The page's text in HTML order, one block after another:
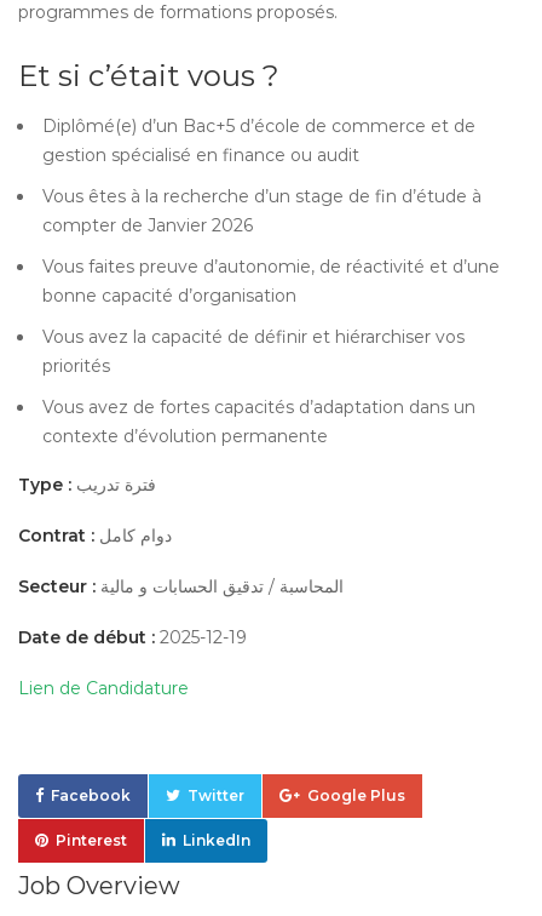
programmes de formations proposés.
Et si c’était vous ?
Diplômé(e) d’un Bac+5 d’école de commerce et de
gestion spécialisé en finance ou audit
Vous êtes à la recherche d’un stage de fin d’étude à
compter de Janvier 2026
Vous faites preuve d’autonomie, de réactivité et d’une
bonne capacité d’organisation
Vous avez la capacité de définir et hiérarchiser vos
priorités
Vous avez de fortes capacités d’adaptation dans un
contexte d’évolution permanente
Type : فترة تدريب
Contrat : دوام كامل
Secteur : المحاسبة / تدقيق الحسابات و مالية
Date de début : 2025-12-19
Lien de Candidature
Facebook Twitter Google Plus
Pinterest LinkedIn
Job Overview